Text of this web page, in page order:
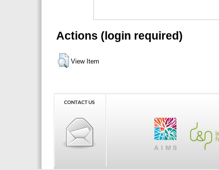
Actions (login required)
View Item